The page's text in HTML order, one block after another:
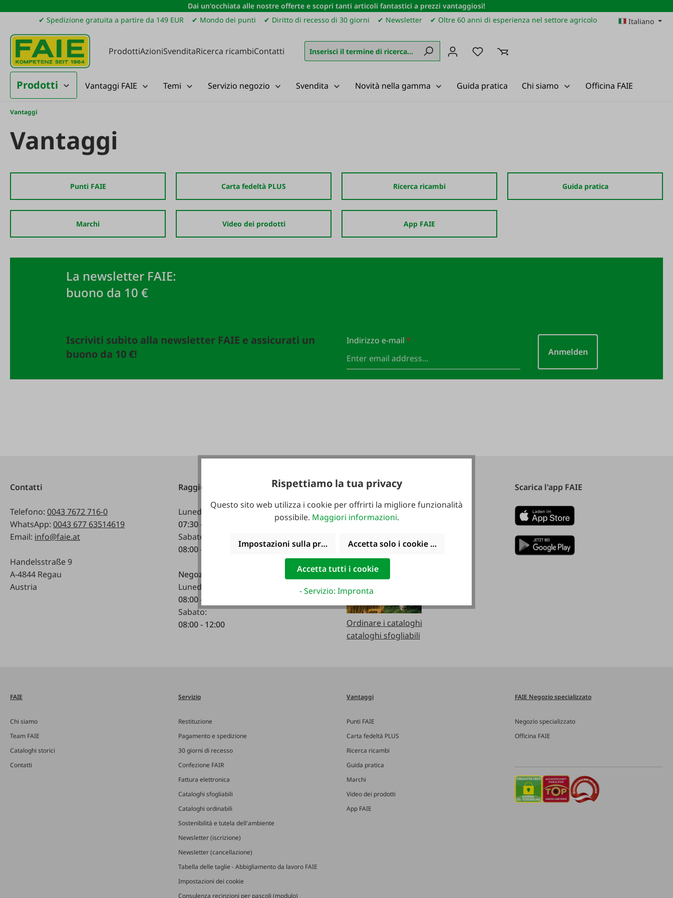
al contenuto principale
Salta alla ricerca
Passa alla navigazione principale
Dai un'occhiata alle nostre offerte e scopri tanti articoli fantastici a prezzi vantaggiosi!
✔ Spedizione gratuita a partire da 149 EUR
✔ Mondo dei punti ✔ Diritto di recesso di 30 giorni ✔ Newsletter ✔ Oltre 60 anni di esperienza nel settore agricolo Italiano
ProdottiAzioniSvenditaRicerca ricambiContatti Hai 0 articoli nella lista dei desideri
Prodotti Vantaggi FAIE Temi Servizio negozio Svendita Novità nella gamma Guida pratica Chi siamo Officina FAIE
Vantaggi
Vantaggi
Punti FAIE Carta fedeltà PLUS Ricerca ricambi Guida pratica
Marchi Video dei prodotti App FAIE
La newsletter FAIE:
buono da 10 €
Iscriviti subito alla newsletter FAIE e assicurati un
buono da 10 €!
Indirizzo e-mail *
Anmelden
Contatti
Telefono: 0043 7672 716-0
WhatsApp: 0043 677 63514619
Email: info@faie.at
Handelsstraße 9
A-4844 Regau
Austria
Raggiungibile telefonicamente:
Lunedì - venerdì:
07:30 - 17.00
Sabato:
08:00 - 12:00
Negozio specializzato
Lunedì - venerdì:
08:00 - 17:00
Sabato:
08:00 - 12:00
Cataloghi
Ordinare i cataloghi
cataloghi sfogliabili
Scarica l'app FAIE
FAIE
Chi siamo
Team FAIE
Cataloghi storici
Contatti
Servizio
Restituzione
Pagamento e spedizione
30 giorni di recesso
Confezione FAIR
Fattura elettronica
Cataloghi sfogliabili
Cataloghi ordinabili
Sostenibilità e tutela dell'ambiente
Newsletter (iscrizione)
Newsletter (cancellazione)
Tabella delle taglie - Abbigliamento da lavoro FAIE
Impostazioni dei cookie
Consulenza recinzioni per pascoli (modulo)
Vantaggi
Punti FAIE
Carta fedeltà PLUS
Ricerca ricambi
Guida pratica
Marchi
Video dei prodotti
App FAIE
FAIE Negozio specializzato
Negozio specializzato
Officina FAIE
Rispettiamo la tua privacy
Questo sito web utilizza i cookie per offrirti la migliore funzionalità
possibile. Maggiori informazioni.
Impostazioni sulla privacy Accetta solo i cookie funzionali
Accetta tutti i cookie
- Servizio: Impronta